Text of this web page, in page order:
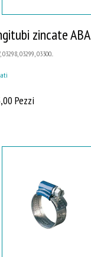
zincate ABA
03298, 03299, 03300...
Pezzi